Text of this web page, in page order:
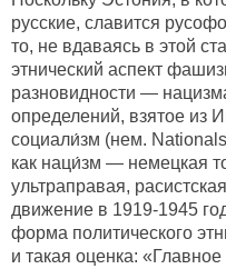
русские, славится
то, не вдаваясь в этой
этнический аспект
разновидности —
определений, взятое из
социали́зм (нем.
как наци́зм — немецкая
ультраправая,
движение в 1919-1945
форма политического
и такая оценка: